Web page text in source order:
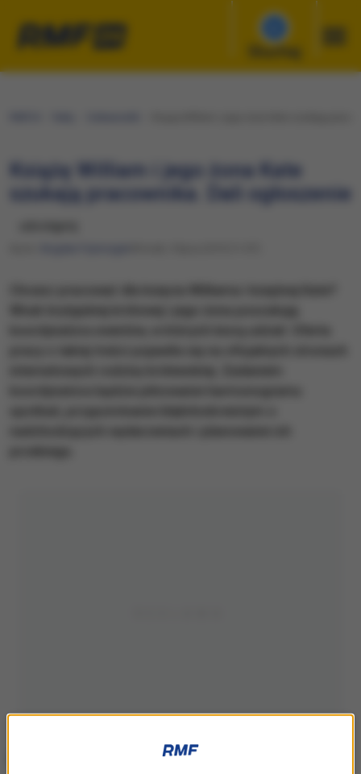
Słuchaj
Książę William i jego żona Kate
szukają pracownika. Dali ogłoszenie